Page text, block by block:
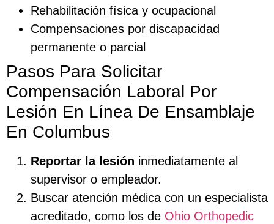
Rehabilitación física y ocupacional
Compensaciones por discapacidad
permanente o parcial
Pasos Para Solicitar
Compensación Laboral Por
Lesión En Línea De Ensamblaje
En Columbus
Reportar la lesión inmediatamente al
supervisor o empleador.
Buscar atención médica con un especialista
acreditado, como los de Ohio Orthopedic